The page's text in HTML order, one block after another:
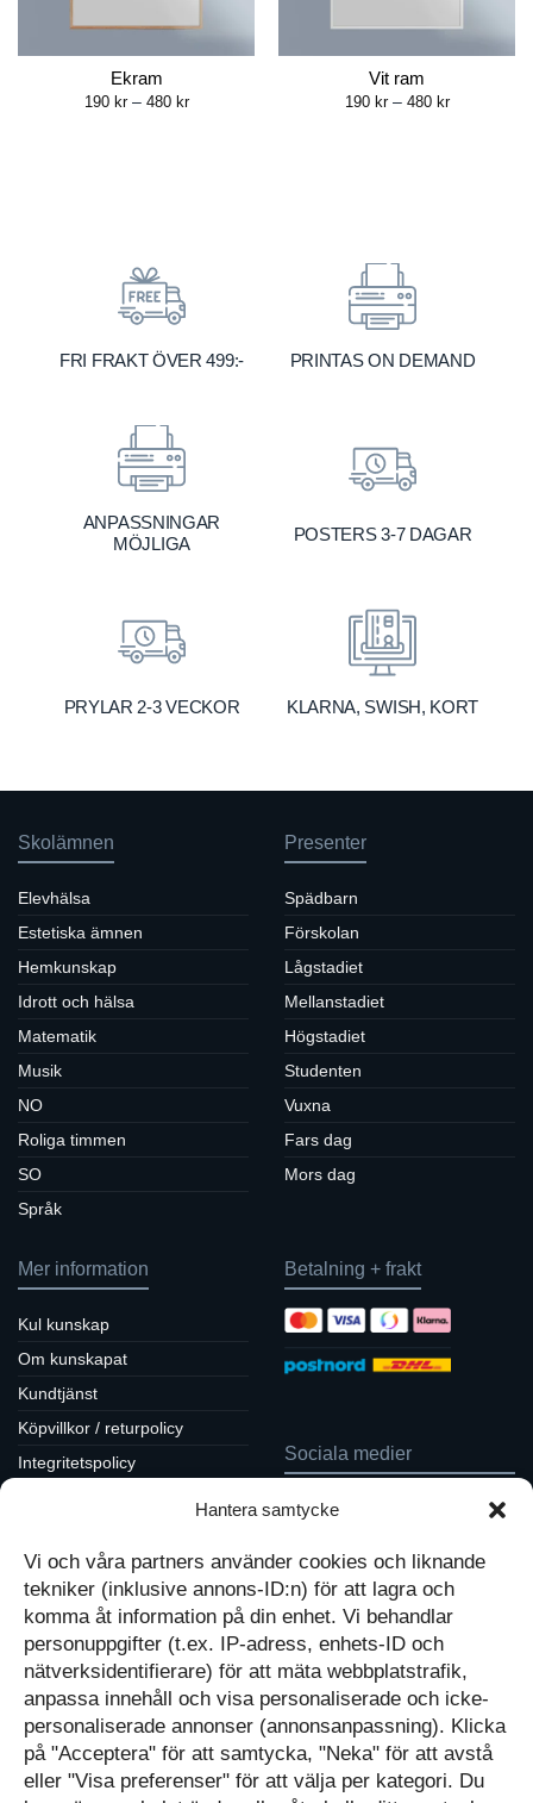
Hantera samtycke
Vi och våra partners använder cookies och liknande
tekniker (inklusive annons-ID:n) för att lagra och
komma åt information på din enhet. Vi behandlar
personuppgifter (t.ex. IP-adress, enhets-ID och
nätverksidentifierare) för att mäta webbplatstrafik,
anpassa innehåll och visa personaliserade och icke-
personaliserade annonser (annonsanpassning). Klicka
på "Acceptera" för att samtycka, "Neka" för att avstå
eller "Visa preferenser" för att välja per kategori. Du
Ekram
190 kr – 480 krPrice
Vit ram
190 kr – 480 krPrice
FRI FRAKT ÖVER 499:- PRINTAS ON DEMAND
ANPASSNINGAR
MÖJLIGA
POSTERS 3-7 DAGAR
PRYLAR 2-3 VECKOR KLARNA, SWISH, KORT
Skolämnen
Elevhälsa
Estetiska ämnen
Hemkunskap
Idrott och hälsa
Matematik
Musik
NO
Roliga timmen
SO
Språk
Presenter
Spädbarn
Förskolan
Lågstadiet
Mellanstadiet
Högstadiet
Studenten
Vuxna
Fars dag
Mors dag
Mer information
Kul kunskap
Om kunskapat
Kundtjänst
Köpvillkor / returpolicy
Integritetspolicy
Mitt konto
Kassan
Betalning + frakt
Sociala medier
Följ oss på Facebook
Inspiration på Pinterest
Diskutera på LinkedIn
Varukorg
Inga produkter i varukorgen.
GÅ TILLBAKA TILL
BUTIKEN
Kunskapat
Med barn och ungas
nyfikenhet som inspiration
skapar vi design som
förmedlar kunskap till en ny
generation.